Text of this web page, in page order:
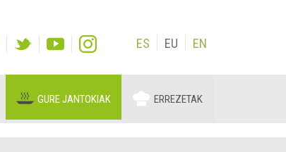
ES EU EN
GURE JANTOKIAK ERREZETAK